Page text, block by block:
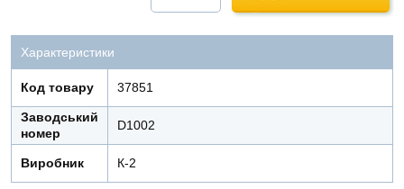
Характеристики
Код товару 37851
Заводський
номер
D1002
Виробник К-2